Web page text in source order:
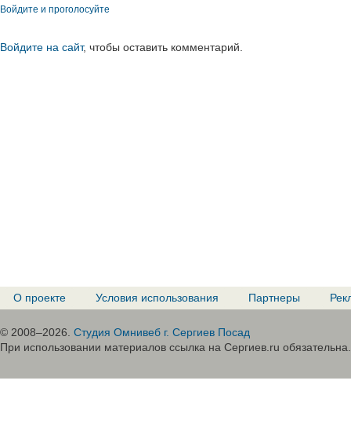
Войдите и проголосуйте
Войдите на сайт, чтобы оставить комментарий.
О проекте Условия использования Партнеры
© 2008–2026. Студия Омнивеб г. Сергиев Посад
При использовании материалов ссылка на Сергиев.ru обязательна.